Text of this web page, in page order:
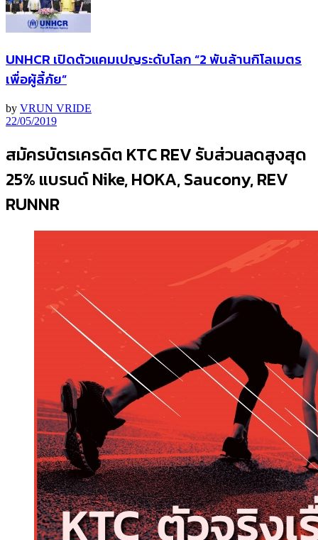
UNHCR เปิดตัวแคมเปญระดับโลก “2 พันล้านกิโลเมตร
เพื่อผู้ลี้ภัย”
by VRUN VRIDE
22/05/2019
สมัครบัตรเครดิต KTC REV รับส่วนลดสูงสุด
25% แบรนด์ Nike, HOKA, Saucony, REV
RUNNR